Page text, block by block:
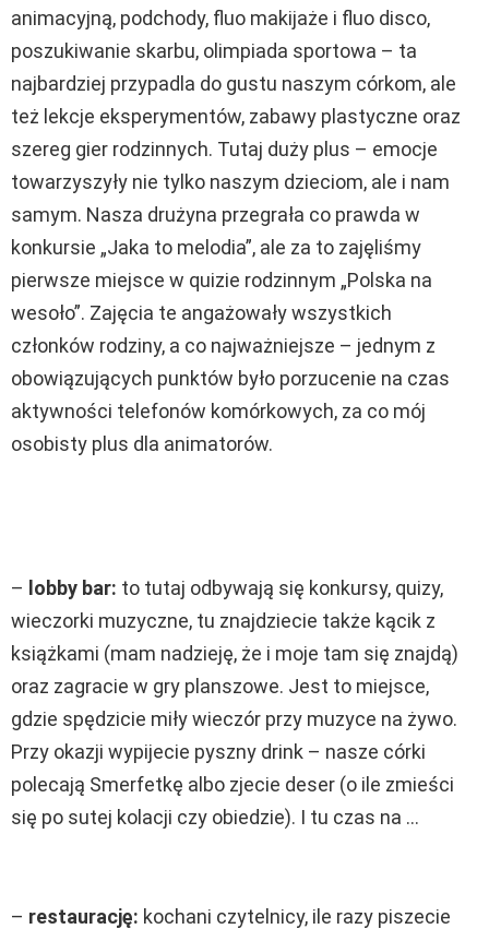
animacyjną, podchody, fluo makijaże i fluo disco,
poszukiwanie skarbu, olimpiada sportowa – ta
najbardziej przypadla do gustu naszym córkom, ale
też lekcje eksperymentów, zabawy plastyczne oraz
szereg gier rodzinnych. Tutaj duży plus – emocje
towarzyszyły nie tylko naszym dzieciom, ale i nam
samym. Nasza drużyna przegrała co prawda w
konkursie „Jaka to melodia”, ale za to zajęliśmy
pierwsze miejsce w quizie rodzinnym „Polska na
wesoło”. Zajęcia te angażowały wszystkich
członków rodziny, a co najważniejsze – jednym z
obowiązujących punktów było porzucenie na czas
aktywności telefonów komórkowych, za co mój
osobisty plus dla animatorów.
– lobby bar: to tutaj odbywają się konkursy, quizy,
wieczorki muzyczne, tu znajdziecie także kącik z
książkami (mam nadzieję, że i moje tam się znajdą)
oraz zagracie w gry planszowe. Jest to miejsce,
gdzie spędzicie miły wieczór przy muzyce na żywo.
Przy okazji wypijecie pyszny drink – nasze córki
polecają Smerfetkę albo zjecie deser (o ile zmieści
się po sutej kolacji czy obiedzie). I tu czas na …
– restaurację: kochani czytelnicy, ile razy piszecie